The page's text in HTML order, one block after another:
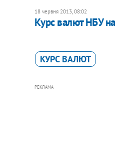
18 червня 2013, 08:02
Курс валют НБУ
КУРС ВАЛЮТ
РЕКЛАМА